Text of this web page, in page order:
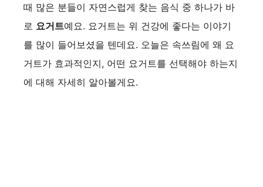
때 많은 분들이 자연스럽게 찾는 음식 중 하나가 바
로 요거트예요. 요거트는 위 건강에 좋다는 이야기
를 많이 들어보셨을 텐데요. 오늘은 속쓰림에 왜 요
거트가 효과적인지, 어떤 요거트를 선택해야 하는지
에 대해 자세히 알아볼게요.